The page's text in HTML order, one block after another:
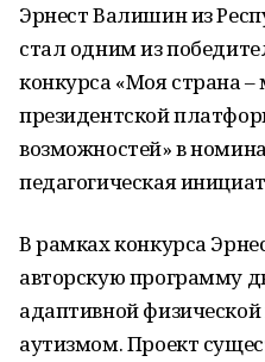
Эрнест Валишин из
стал одним из
конкурса «Моя страна –
президентской
возможностей» в
педагогическая
В рамках конкурса
авторскую программу
адаптивной
аутизмом. Проект